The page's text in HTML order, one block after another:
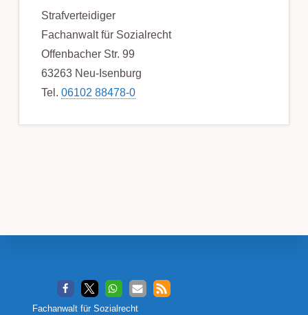
Strafverteidiger
Fachanwalt für Sozialrecht
Offenbacher Str. 99
63263 Neu-Isenburg
Tel. 06102 88478-0
Footer
Fachanwalt für Sozialrecht